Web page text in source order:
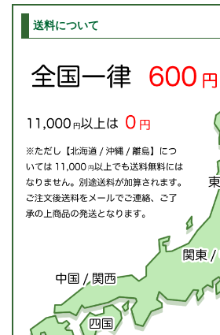
送料について